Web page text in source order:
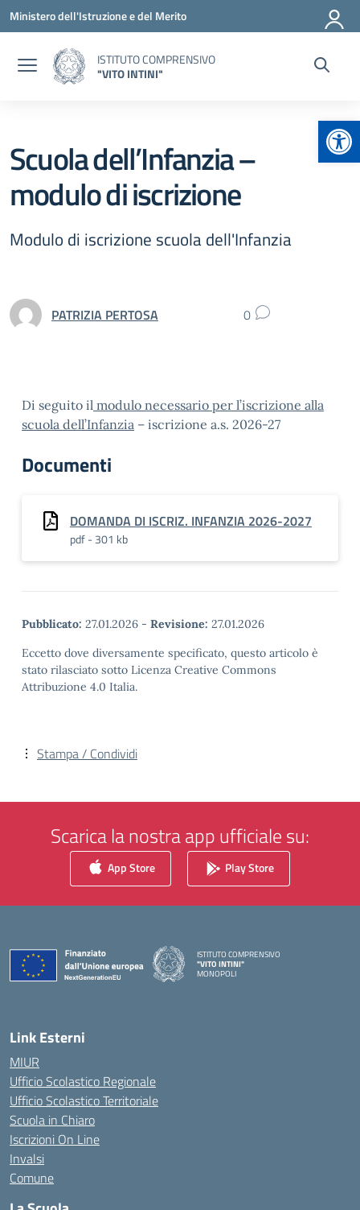
Vai ai contenuti
Vai al menu di navigazione
Vai al footer
Ministero dell'Istruzione e del Merito
ISTITUTO COMPRENSIVO
"VITO INTINI"
Scuola dell’Infanzia –
modulo di iscrizione
Modulo di iscrizione scuola dell'Infanzia
PATRIZIA PERTOSA 0
Di seguito il modulo necessario per l’iscrizione alla
scuola dell’Infanzia – iscrizione a.s. 2026-27
Documenti
DOMANDA DI ISCRIZ. INFANZIA 2026-2027
pdf - 301 kb
Pubblicato: 27.01.2026 - Revisione: 27.01.2026
Eccetto dove diversamente specificato, questo articolo è
stato rilasciato sotto Licenza Creative Commons
Attribuzione 4.0 Italia.
Stampa / Condividi
Scarica la nostra app ufficiale su:
App Store Play Store
ISTITUTO COMPRENSIVO
"VITO INTINI"
MONOPOLI
Link Esterni
MIUR
Ufficio Scolastico Regionale
Ufficio Scolastico Territoriale
Scuola in Chiaro
Iscrizioni On Line
Invalsi
Comune